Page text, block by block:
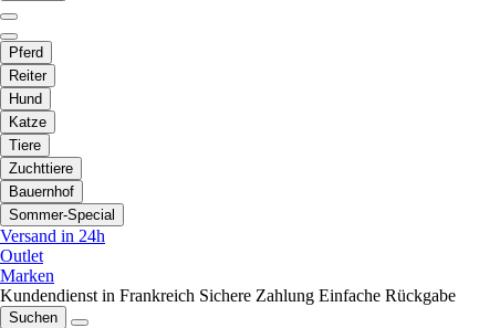
Pferd
Reiter
Hund
Katze
Tiere
Zuchttiere
Bauernhof
Sommer-Special
Versand in 24h
Outlet
Marken
Kundendienst in Frankreich Sichere Zahlung Einfache Rückgabe
Suchen